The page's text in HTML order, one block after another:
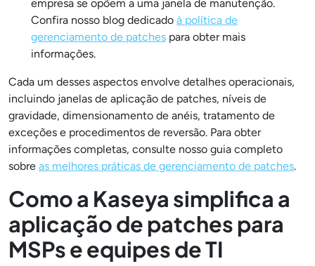
empresa se opõem a uma janela de manutenção.
Confira nosso blog dedicado à política de
gerenciamento de patches para obter mais
informações.
Cada um desses aspectos envolve detalhes operacionais,
incluindo janelas de aplicação de patches, níveis de
gravidade, dimensionamento de anéis, tratamento de
exceções e procedimentos de reversão. Para obter
informações completas, consulte nosso guia completo
sobre as melhores práticas de gerenciamento de patches.
Como a Kaseya simplifica a
aplicação de patches para
MSPs e equipes de TI